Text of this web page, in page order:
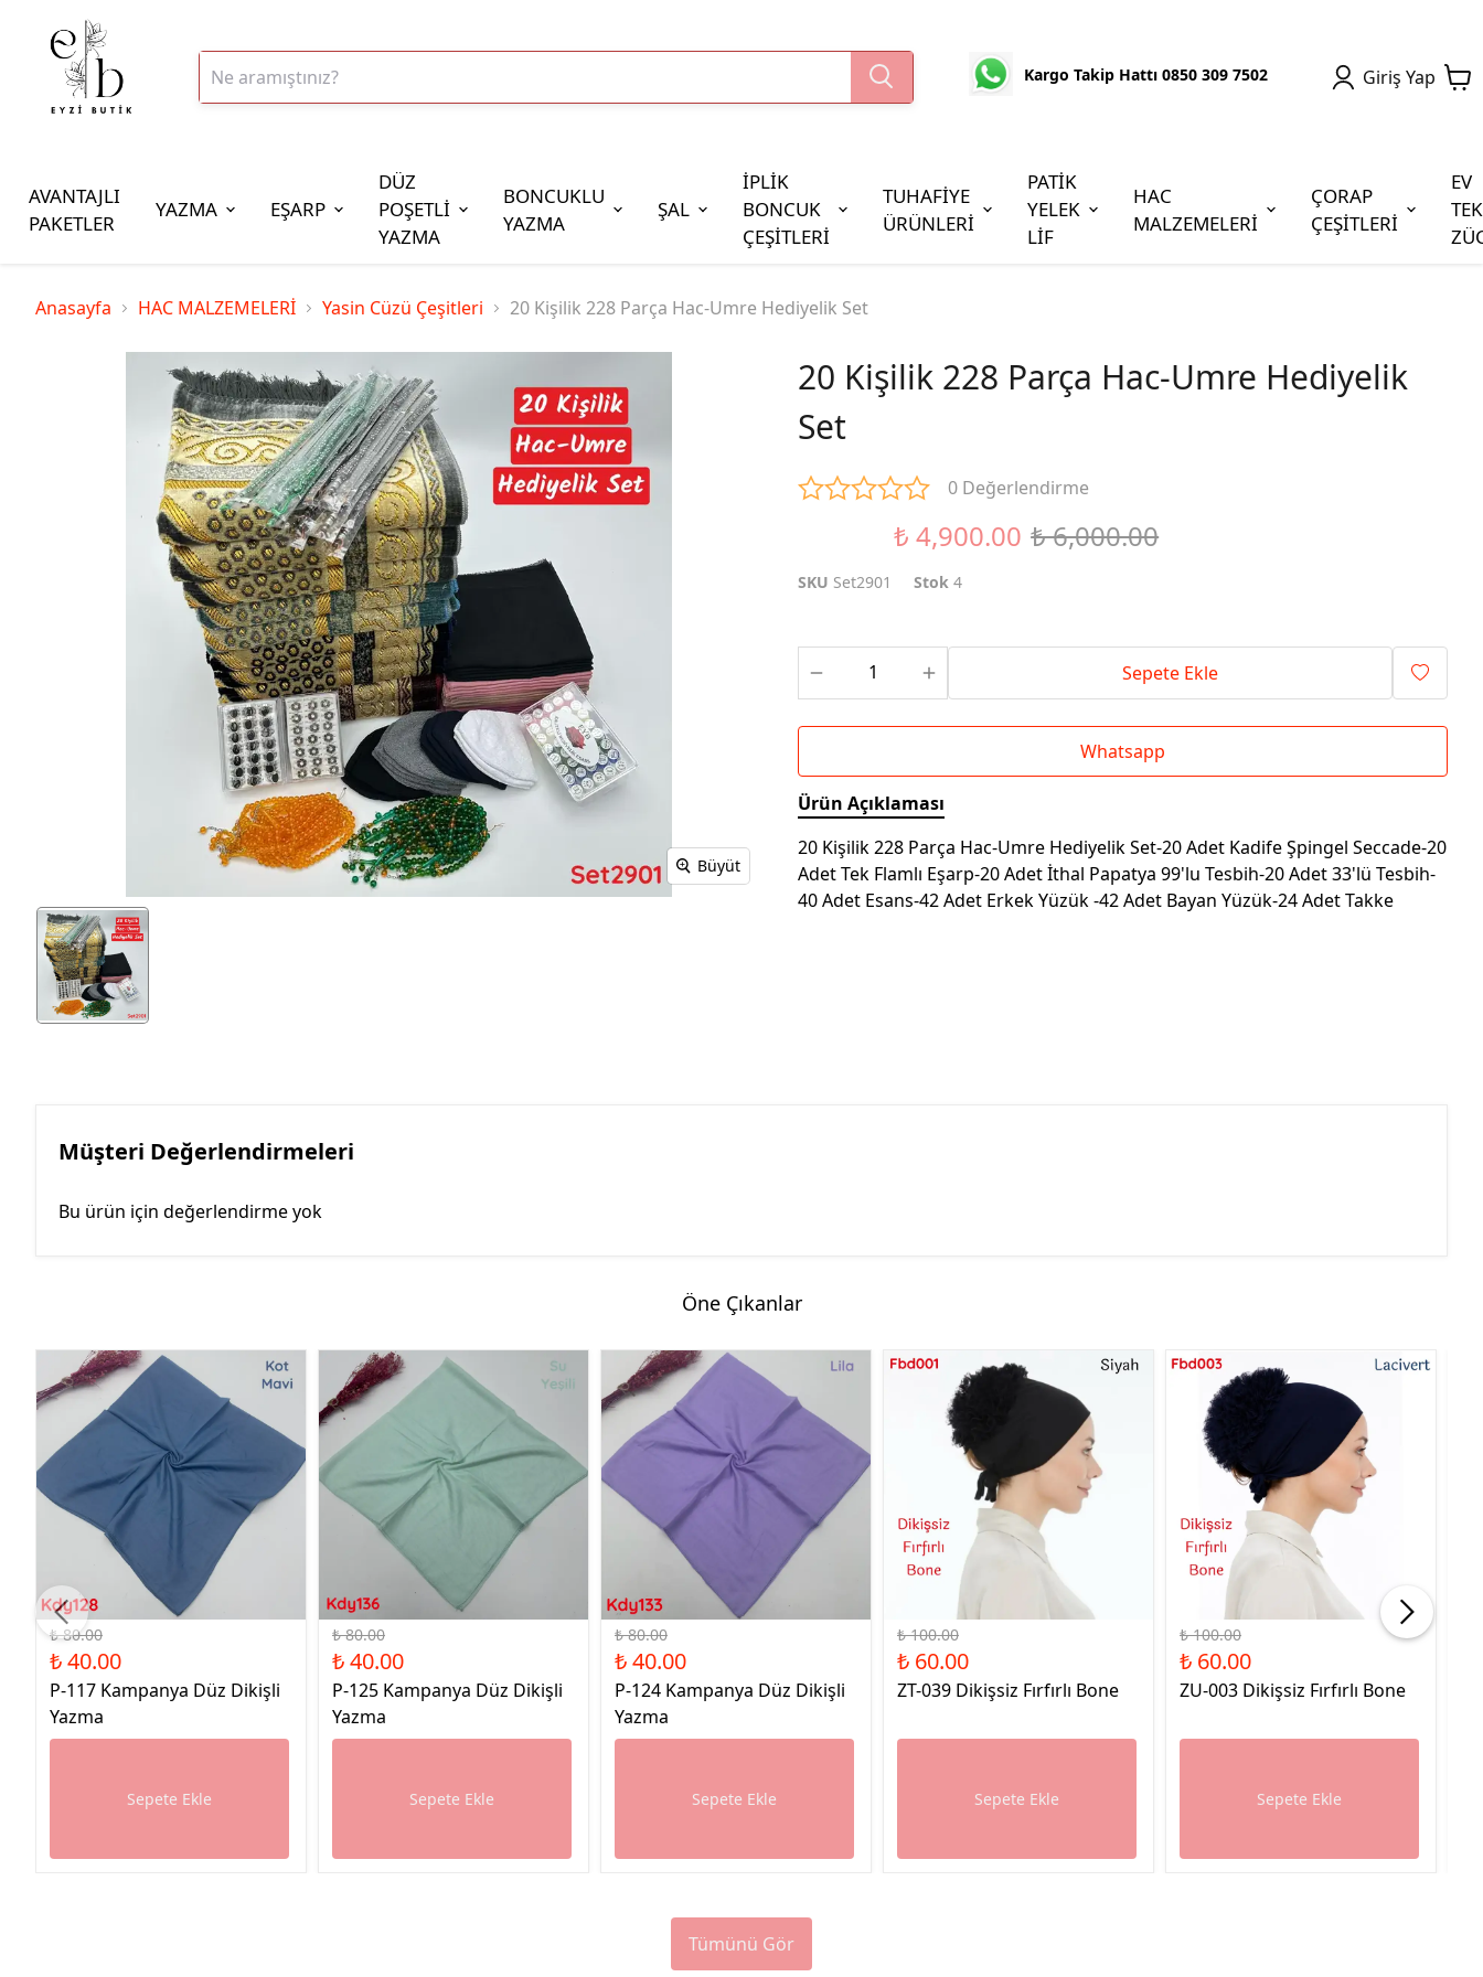
Kargo Takip Hattı 0850 309 7502 Giriş Yap
AVANTAJLI
PAKETLER
YAZMA EŞARP
DÜZ
POŞETLİ
YAZMA
BONCUKLU
YAZMA
ŞAL
İPLİK
BONCUK
ÇEŞİTLERİ
İplik Çeşitleri
20gr Reyyan Polyester İp
100gr Altınbaşak Polyester İp
350gr Altınbaşak Polyester İp
Boncuk Çeşitleri
Cezaevi Boncuğu
TUHAFİYE
ÜRÜNLERİ
PATİK
YELEK
LİF
HAC
MALZEMELERİ
ÇORAP
ÇEŞİTLERİ
EV
Anasayfa HAC MALZEMELERİ Yasin Cüzü Çeşitleri 20 Kişilik 228 Parça Hac-Umre Hediyelik Set
Büyüt
20 Kişilik 228 Parça Hac-Umre Hediyelik
Set
0 Değerlendirme
₺ 4,900.00 ₺ 6,000.00
SKU Set2901 Stok 4
Sepete Ekle
Whatsapp
Ürün Açıklaması
20 Kişilik 228 Parça Hac-Umre Hediyelik Set-20 Adet Kadife Şpingel Seccade-20
Adet Tek Flamlı Eşarp-20 Adet İthal Papatya 99'lu Tesbih-20 Adet 33'lü Tesbih-
40 Adet Esans-42 Adet Erkek Yüzük -42 Adet Bayan Yüzük-24 Adet Takke
Müşteri Değerlendirmeleri
Bu ürün için değerlendirme yok
Öne Çıkanlar
%50 İndirim
₺ 80.00
₺ 40.00
P-117 Kampanya Düz Dikişli
Yazma
Sepete Ekle
%50 İndirim
₺ 80.00
₺ 40.00
P-125 Kampanya Düz Dikişli
Yazma
Sepete Ekle
%50 İndirim
₺ 80.00
₺ 40.00
P-124 Kampanya Düz Dikişli
Yazma
Sepete Ekle
%40 İndirim
₺ 100.00
₺ 60.00
ZT-039 Dikişsiz Fırfırlı Bone
Sepete Ekle
₺ 100.00
₺ 60.00
ZU-003 Dikişsiz Fırfırlı Bone
Sepete Ekle
Tümünü Gör